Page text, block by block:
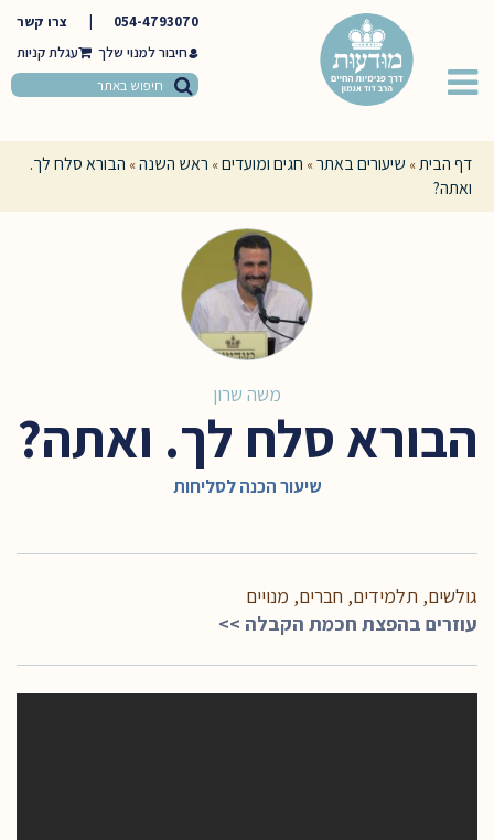
054-4793070
צרו קשר
חיבור למנוי שלך
דף הבית» שיעורים באתר» חגים ומועדים» ראש השנה» הבורא סלח לך.
ואתה?
משה שרון
הבורא סלח לך. ואתה?
שיעור הכנה לסליחות
גולשים, תלמידים, חברים, מנויים
עוזרים בהפצת חכמת הקבלה >>